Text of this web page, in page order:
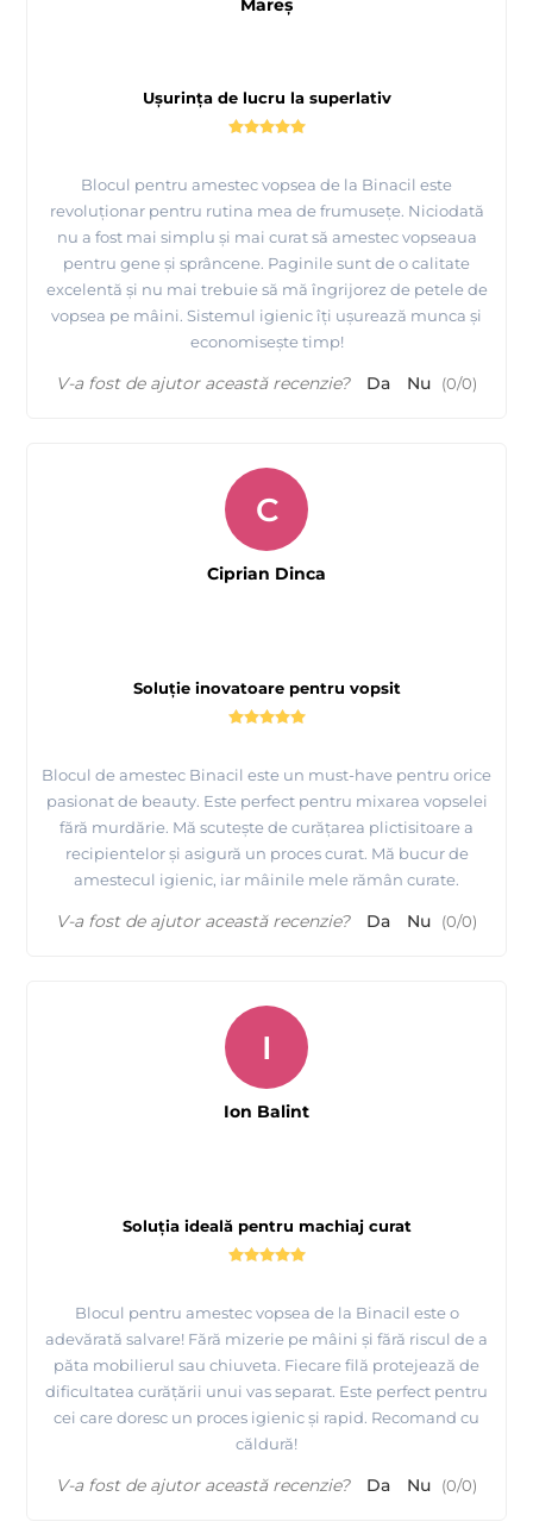
Ușurința de lucru la superlativ
Blocul pentru amestec vopsea de la Binacil este
revoluționar pentru rutina mea de frumusețe. Niciodată
nu a fost mai simplu și mai curat să amestec vopseaua
pentru gene și sprâncene. Paginile sunt de o calitate
excelentă și nu mai trebuie să mă îngrijorez de petele de
vopsea pe mâini. Sistemul igienic îți ușurează munca și
economisește timp!
V-a fost de ajutor această recenzie? Da Nu (0/0)
Soluție inovatoare pentru vopsit
Blocul de amestec Binacil este un must-have pentru orice
pasionat de beauty. Este perfect pentru mixarea vopselei
fără murdărie. Mă scutește de curățarea plictisitoare a
recipientelor și asigură un proces curat. Mă bucur de
amestecul igienic, iar mâinile mele rămân curate.
C
Ciprian Dinca
V-a fost de ajutor această recenzie? Da Nu (0/0)
Soluția ideală pentru machiaj curat
Blocul pentru amestec vopsea de la Binacil este o
adevărată salvare! Fără mizerie pe mâini și fără riscul de a
păta mobilierul sau chiuveta. Fiecare filă protejează de
dificultatea curățării unui vas separat. Este perfect pentru
cei care doresc un proces igienic și rapid. Recomand cu
căldură!
I
Ion Balint
V-a fost de ajutor această recenzie? Da Nu (0/0)